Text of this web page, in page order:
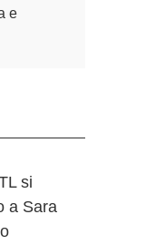
e
si
a Sara